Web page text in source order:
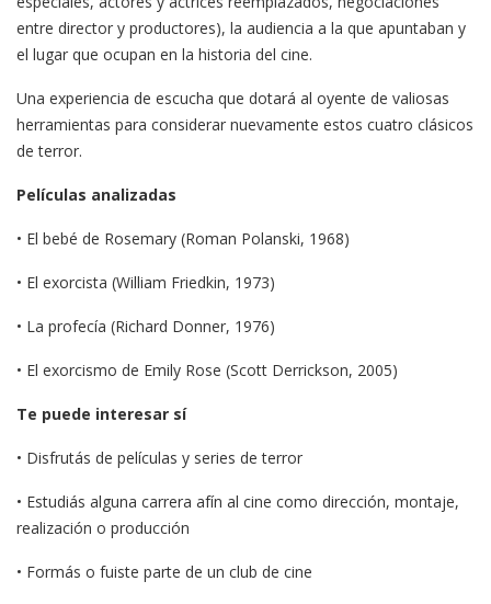
entre director y productores), la audiencia a la que apuntaban y
el lugar que ocupan en la historia del cine.
Una experiencia de escucha que dotará al oyente de valiosas
herramientas para considerar nuevamente estos cuatro clásicos
de terror.
Películas analizadas
• El bebé de Rosemary (Roman Polanski, 1968)
• El exorcista (William Friedkin, 1973)
• La profecía (Richard Donner, 1976)
• El exorcismo de Emily Rose (Scott Derrickson, 2005)
Te puede interesar sí
• Disfrutás de películas y series de terror
• Estudiás alguna carrera afín al cine como dirección, montaje,
realización o producción
• Formás o fuiste parte de un club de cine